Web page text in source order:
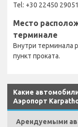
Tel: +30 22450 29051
Место
терминале
Внутри терминала
пункт проката.
Какие
Аэропорт
Арендуемыми